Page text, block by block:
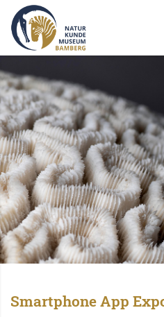
Smartphone App